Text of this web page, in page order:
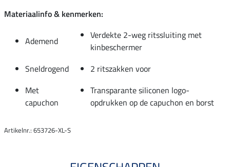
Materiaalinfo & kenmerken:
Ademend
Verdekte 2-weg ritssluiting met
kinbeschermer
Sneldrogend
2 ritszakken voor
Met
capuchon
Transparante siliconen logo-
opdrukken op de capuchon en borst
Artikelnr.: 653726-XL-S